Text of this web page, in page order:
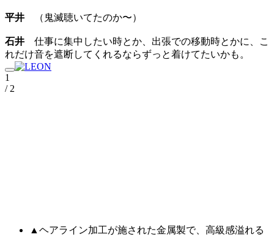
平井 （鬼滅聴いてたのか〜）
石井 仕事に集中したい時とか、出張での移動時とかに、こ
れだけ音を遮断してくれるならずっと着けてたいかも。
1
/ 2
▲ヘアライン加工が施された金属製で、高級感溢れる